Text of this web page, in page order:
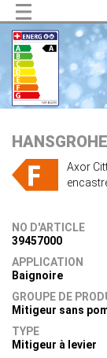
HANSGROHE
Axor
NO D'ARTICLE
39457000
APPLICATION
Baignoire
GROUPE DE
Mitigeur sans
TYPE
Mitigeur à levier